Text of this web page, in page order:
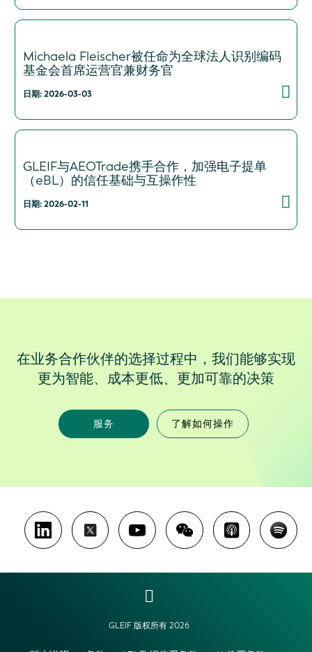
Michaela Fleischer被任命为全球法人识别编码
基金会首席运营官兼财务官
日期: 2026-03-03
GLEIF与AEOTrade携手合作，加强电子提单
（eBL）的信任基础与互操作性
日期: 2026-02-11
在业务合作伙伴的选择过程中，我们能够实现
更为智能、成本更低、更加可靠的决策
服务 了解如何操作
GLEIF 版权所有 2026